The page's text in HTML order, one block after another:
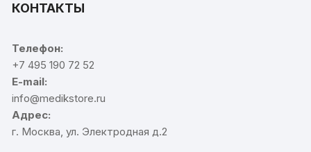
КОНТАКТЫ
Телефон:
+7 495 190 72 52
E-mail:
info@medikstore.ru
Адрес:
г. Москва, ул. Электродная д.2